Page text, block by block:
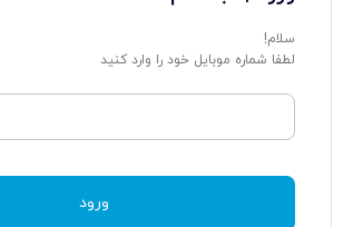
سلام!
لطفا شماره موبایل خود را وارد کنید
ورود